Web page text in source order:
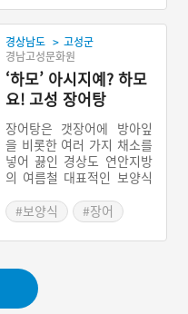
#고창 가볼만한곳
경상남도 > 고성군
경남고성문화원
‘하모’ 아시지예? 하모
요! 고성 장어탕
장어탕은 갯장어에 방아잎
을 비롯한 여러 가지 채소를
넣어 끓인 경상도 연안지방
의 여름철 대표적인 보양식
토음식이다. 이 지역에서 갯
장어를 이용한 대표적인 음
식으로는 장어탕 외에 구이,
#보양식
#장어